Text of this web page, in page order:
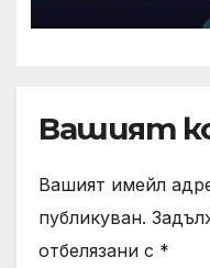
стандарти
Вашият
Вашият имейл
публикуван.
отбелязани с *